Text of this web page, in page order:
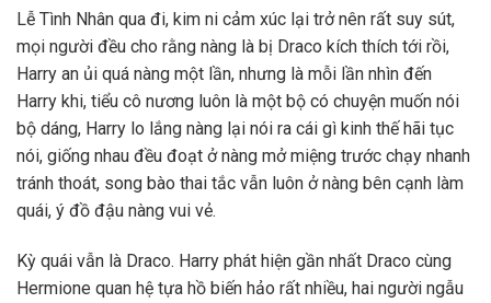
Lễ Tình Nhân qua đi, kim ni cảm xúc lại trở nên rất suy sút,
mọi người đều cho rằng nàng là bị Draco kích thích tới rồi,
Harry an ủi quá nàng một lần, nhưng là mỗi lần nhìn đến
Harry khi, tiểu cô nương luôn là một bộ có chuyện muốn nói
bộ dáng, Harry lo lắng nàng lại nói ra cái gì kinh thế hãi tục
nói, giống nhau đều đoạt ở nàng mở miệng trước chạy nhanh
tránh thoát, song bào thai tắc vẫn luôn ở nàng bên cạnh làm
quái, ý đồ đậu nàng vui vẻ.
Kỳ quái vẫn là Draco. Harry phát hiện gần nhất Draco cùng
Hermione quan hệ tựa hồ biến hảo rất nhiều, hai người ngẫu